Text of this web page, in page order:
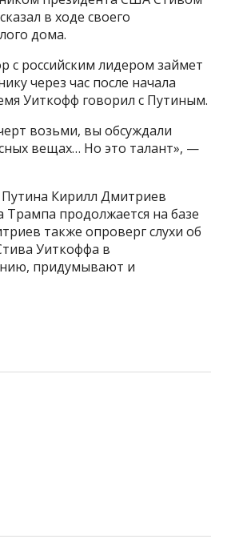
в ходе своего
дома.
с российским лидером займет
через час после начала
Уиткофф говорил с Путиным.
возьми, вы обсуждали
вещах… Но это талант», —
Кирилл Дмитриев
продолжается на базе
также опроверг слухи об
Уиткоффа в
придумывают и